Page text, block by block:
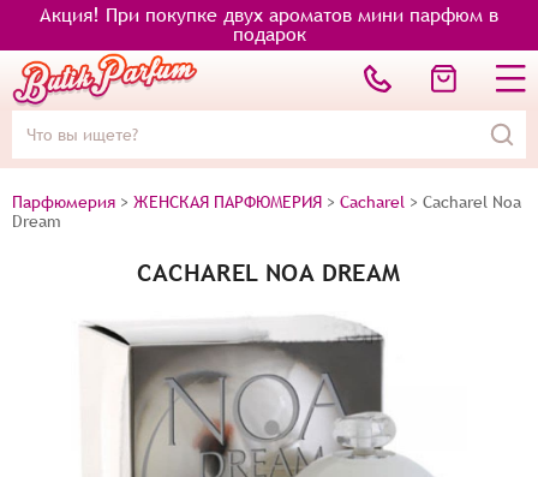
Акция! При покупке двух ароматов мини парфюм в
подарок
Парфюмерия > ЖЕНСКАЯ ПАРФЮМЕРИЯ > Cacharel > Cacharel Noa
Dream
CACHAREL NOA DREAM